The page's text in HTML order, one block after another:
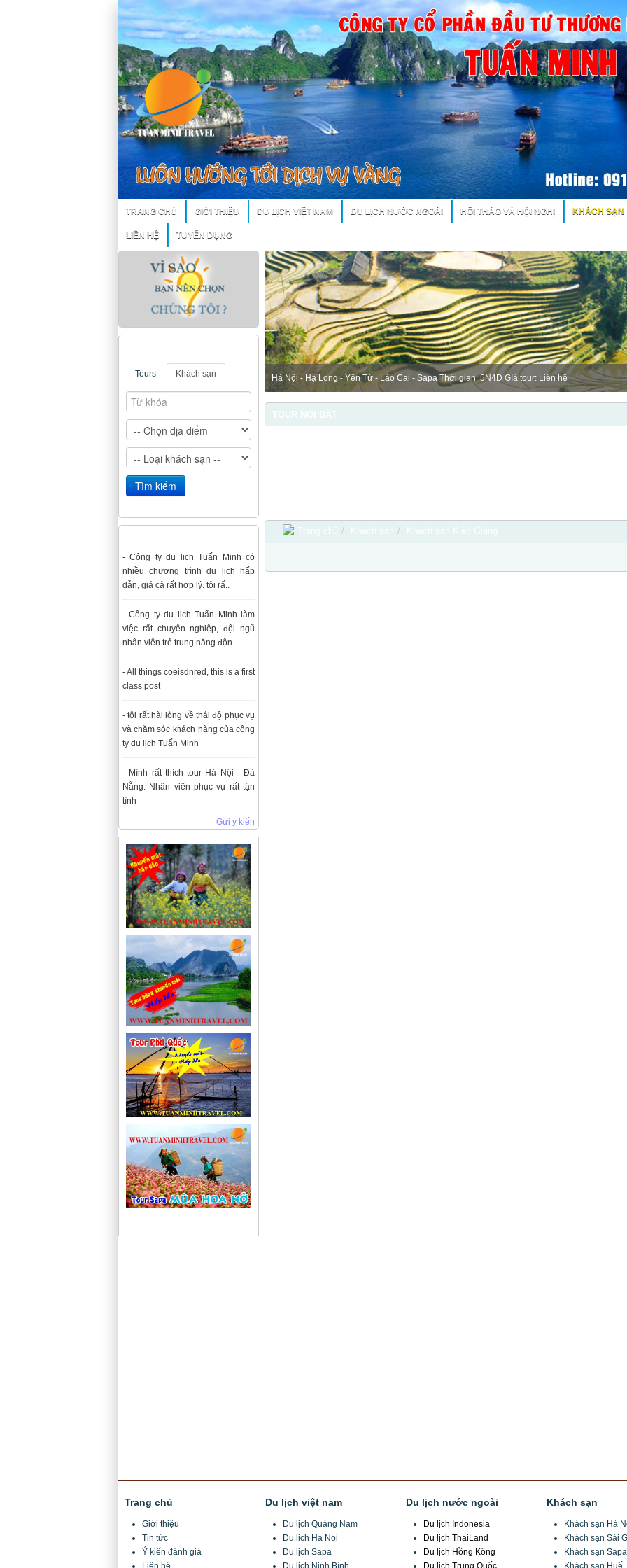
TRANG CHỦ GIỚI THIỆU DU LỊCH VIỆT NAM DU LỊCH NƯỚC NGOÀI HỘI THẢO VÀ HỘI NGHỊ KHÁCH SẠN
LIÊN HỆ TUYỂN DỤNG
Tours Khách sạn
- Công ty du lịch Tuấn Minh có
nhiều chương trình du lịch hấp
dẫn, giá cả rất hợp lý. tôi rấ..
- Công ty du lịch Tuấn Minh làm
việc rất chuyên nghiệp, đội ngũ
nhân viên trẻ trung năng độn..
- All things coeisdnred, this is a first
class post
- tôi rất hài lòng về thái độ phục vụ
và chăm sóc khách hàng của công
ty du lịch Tuấn Minh
- Mình rất thích tour Hà Nội - Đà
Nẵng. Nhân viên phục vụ rất tận
tình
Gửi ý kiến
Hà Nội - Hạ Long - Yên Tử - Lào Cai - Sapa Thời gian: 5N4D GIá tour: Liên hệ
TOUR NỔI BẬT
Trang chủ / Khách sạn / Khách sạn Kiên Giang
Trang chủ
Giới thiệu
Tin tức
Ý kiến đánh giá
Liên hệ
Du lịch việt nam
Du lịch Quảng Nam
Du lich Ha Noi
Du lịch Sapa
Du lịch Ninh Bình
Du lịch nước ngoài
Du lịch Indonesia
Du lịch ThaiLand
Du lịch Hồng Kông
Du lịch Trung Quốc
Khách sạn
Khách sạn Hà
Khách sạn Sài
Khách sạn Sapa
Khách sạn Huế